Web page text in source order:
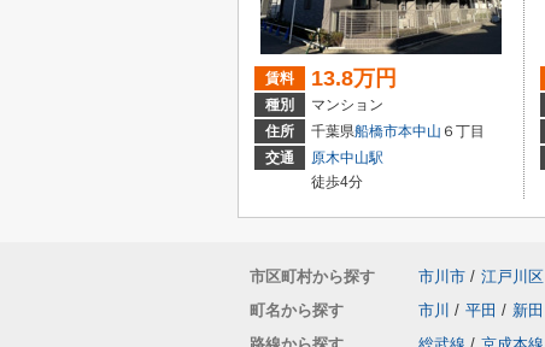
賃料 13.8万円
種別
マンション
住所
千葉県船橋市本中山 ６丁目
交通
原木中山駅
徒歩4分
市区町村から探す 市川市 / 江戸川区
町名から探す
市川 / 平田 / 新田